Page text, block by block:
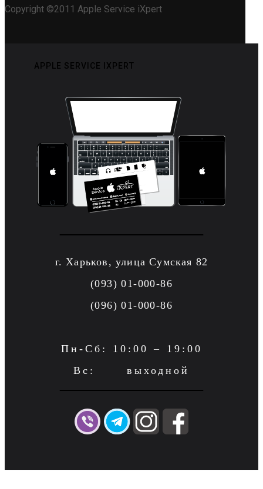
Copyright ©2011 Apple Service iXpert
APPLE SERVICE IXPERT
г. Харьков, улица Сумская 82
(093) 01-000-86
(096) 01-000-86
Пн-Сб: 10:00 – 19:00
Вс: выходной